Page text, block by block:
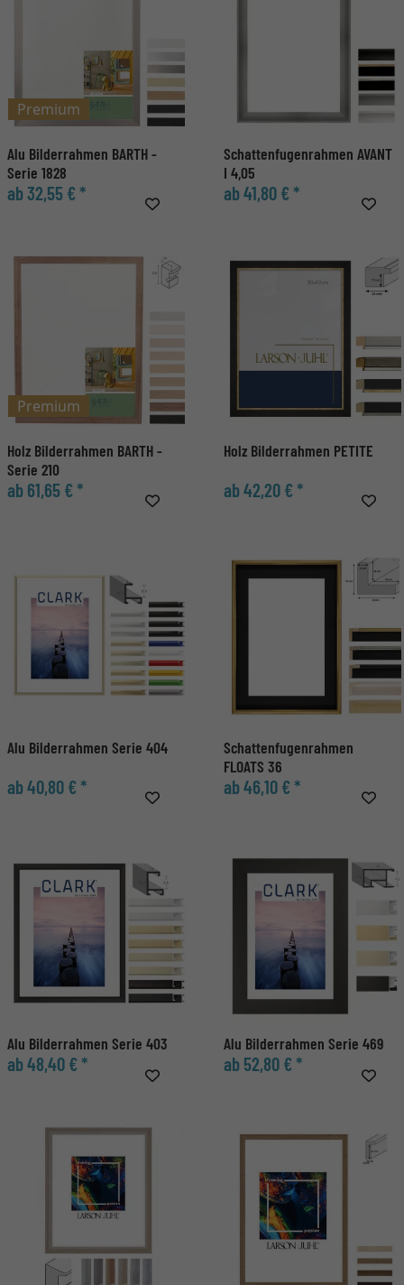
Alu Bilderrahmen BARTH -
Serie 1828
ab 32,55 € *
Premium
Schattenfugenrahmen AVANT
I 4,05
ab 41,80 € *
Holz Bilderrahmen BARTH -
Serie 210
ab 61,65 € *
Premium
Holz Bilderrahmen PETITE
ab 42,20 € *
Alu Bilderrahmen Serie 404
ab 40,80 € *
Schattenfugenrahmen
FLOATS 36
ab 46,10 € *
Alu Bilderrahmen Serie 403
ab 48,40 € *
Alu Bilderrahmen Serie 469
ab 52,80 € *